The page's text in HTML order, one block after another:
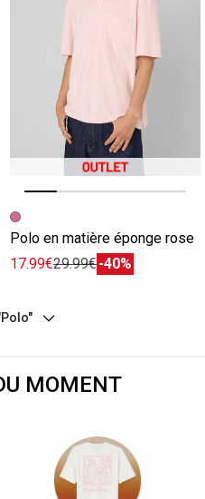
Image précédente
Image suivante
Polo en matière éponge rose
17.99€29.99€-40%
MOMENT